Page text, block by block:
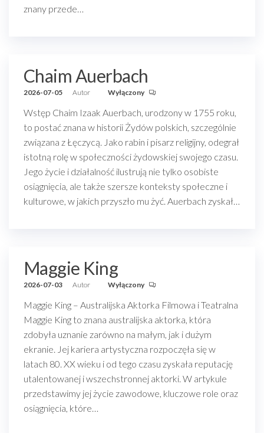
znany przede…
Chaim Auerbach
2026-07-05 Autor Wyłączony
Wstęp Chaim Izaak Auerbach, urodzony w 1755 roku,
to postać znana w historii Żydów polskich, szczególnie
związana z Łęczycą. Jako rabin i pisarz religijny, odegrał
istotną rolę w społeczności żydowskiej swojego czasu.
Jego życie i działalność ilustrują nie tylko osobiste
osiągnięcia, ale także szersze konteksty społeczne i
kulturowe, w jakich przyszło mu żyć. Auerbach zyskał…
Maggie King
2026-07-03 Autor Wyłączony
Maggie King – Australijska Aktorka Filmowa i Teatralna
Maggie King to znana australijska aktorka, która
zdobyła uznanie zarówno na małym, jak i dużym
ekranie. Jej kariera artystyczna rozpoczęła się w
latach 80. XX wieku i od tego czasu zyskała reputację
utalentowanej i wszechstronnej aktorki. W artykule
przedstawimy jej życie zawodowe, kluczowe role oraz
osiągnięcia, które…